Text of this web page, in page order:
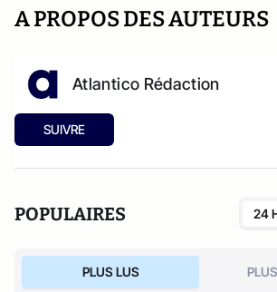
A PROPOS DES AUTEURS
Atlantico Rédaction
SUIVRE
POPULAIRES 24
PLUS LUS